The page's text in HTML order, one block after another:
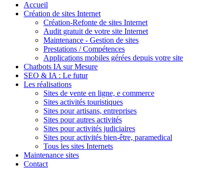
Accueil
Création de sites Internet
Création-Refonte de sites Internet
Audit gratuit de votre site Internet
Maintenance - Gestion de sites
Prestations / Compétences
Applications mobiles gérées depuis votre site
Chatbots IA sur Mesure
SEO & IA : Le futur
Les réalisations
Sites de vente en ligne, e commerce
Sites activités touristiques
Sites pour artisans, entreprises
Sites pour autres activités
Sites pour activités judiciaires
Sites pour activités bien-être, paramedical
Tous les sites Internets
Maintenance sites
Contact